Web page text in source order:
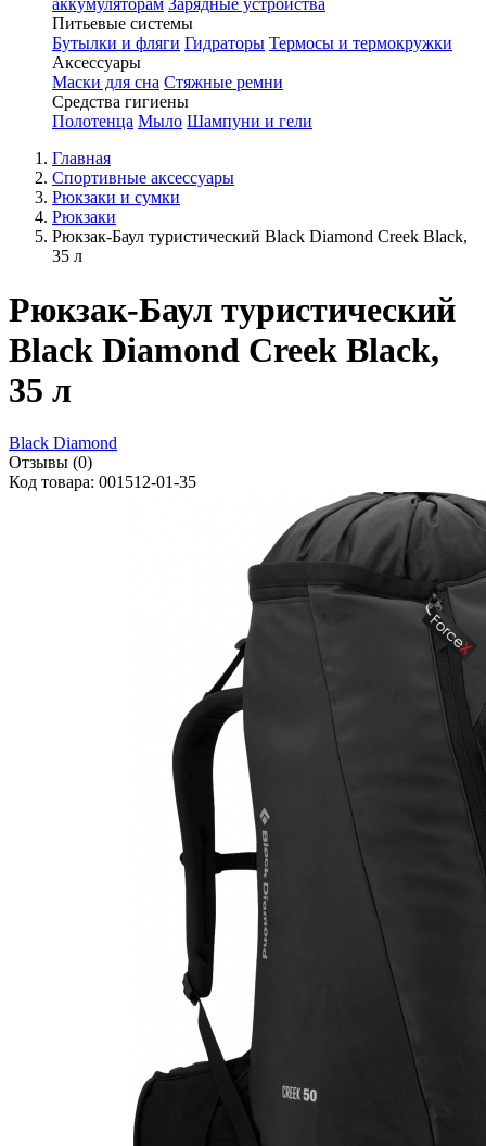
аккумуляторам Зарядные устройства
Питьевые системы
Бутылки и фляги Гидраторы Термосы и термокружки
Аксессуары
Маски для сна Стяжные ремни
Средства гигиены
Полотенца Мыло Шампуни и гели
Главная
Спортивные аксессуары
Рюкзаки и сумки
Рюкзаки
Рюкзак-Баул туристический Black Diamond Creek Black,
35 л
Рюкзак-Баул туристический
Black Diamond Creek Black,
35 л
Black Diamond
Отзывы (0)
Код товара: 001512-01-35